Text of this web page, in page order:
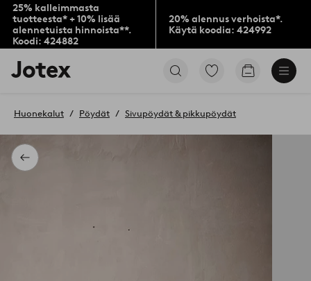
25% kalleimmasta
tuotteesta* + 10% lisää
alennetuista hinnoista**.
Koodi: 424882
20% alennus verhoista*.
Käytä koodia: 424992
Jotex-
logo
aloitussivulle
Siirry
Siirry
Takaisin
Huonekalut Pöydät Sivupöydät & pikkupöydät